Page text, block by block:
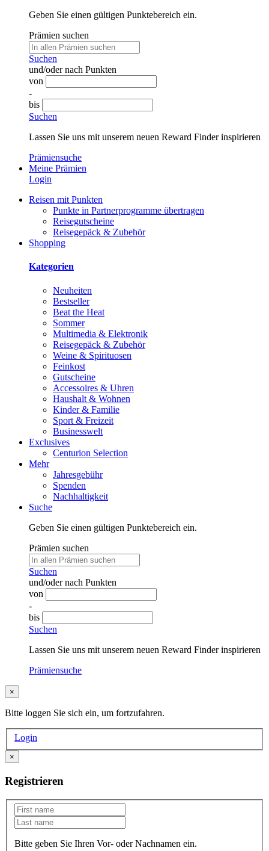
Geben Sie einen gültigen Punktebereich ein.
Prämien suchen
Suchen
und/oder nach Punkten
von
-
bis
Suchen
Lassen Sie uns mit unserem neuen Reward Finder inspirieren
Prämiensuche
Meine Prämien
Login
Reisen mit Punkten
Punkte in Partnerprogramme übertragen
Reisegutscheine
Reisegepäck & Zubehör
Shopping
Kategorien
Neuheiten
Bestseller
Beat the Heat
Sommer
Multimedia & Elektronik
Reisegepäck & Zubehör
Weine & Spirituosen
Feinkost
Gutscheine
Accessoires & Uhren
Haushalt & Wohnen
Kinder & Familie
Sport & Freizeit
Businesswelt
Exclusives
Centurion Selection
Mehr
Jahresgebühr
Spenden
Nachhaltigkeit
Suche
Geben Sie einen gültigen Punktebereich ein.
Prämien suchen
Suchen
und/oder nach Punkten
von
-
bis
Suchen
Lassen Sie uns mit unserem neuen Reward Finder inspirieren
Prämiensuche
×
Bitte loggen Sie sich ein, um fortzufahren.
Login
×
Registrieren
Bitte geben Sie Ihren Vor- oder Nachnamen ein.